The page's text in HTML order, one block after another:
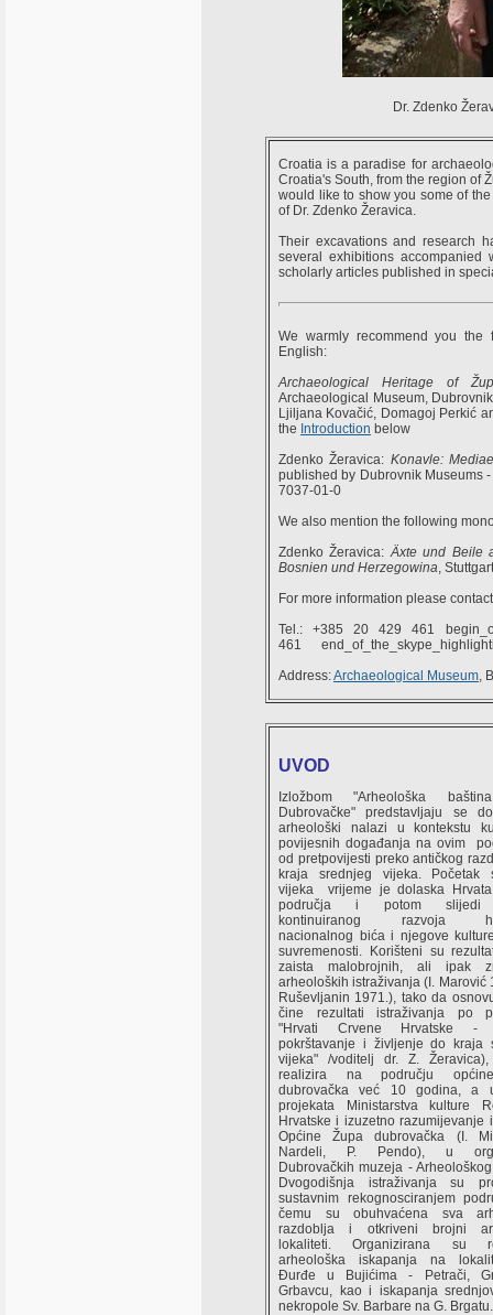
Dr. Zdenko
Croatia is a paradise for
Croatia's South, from the region of
would like to show you some of
of Dr. Zdenko Žeravica.
Their excavations and research
several exhibitions
scholarly articles published in
We warmly recommend you the
English:
Archaeological Heritage of
Archaeological Museum,
Ljiljana Kovačić, Domagoj Perkić
the Introduction below
Zdenko Žeravica: Konavle:
published by Dubrovnik Museums
7037-01-0
We also mention the following
Zdenko Žeravica:Äxte und Beile
Bosnien und Herzegowina,
For more information please
Tel.:+385 20 429 461
461
Address:Archaeological Museum,
UVOD
Izložbom "Arheološka
Dubrovačke" predstavljaju se
arheološki nalazi u kontekstu
povijesnih događanja na ovim
od pretpovijesti preko antičkog
kraja srednjeg vijeka. Početak
vijeka vrijeme je dolaska
područja i potom slijedi
kontinuiranog razvoja
nacionalnog bića i njegove
suvremenosti. Korišteni su
zaista malobrojnih, ali ipak
arheoloških istraživanja (I. Marović
Ruševljanin 1971.), tako da
čine rezultati istraživanja po
"Hrvati Crvene Hrvatske -
pokrštavanje i življenje do kraja
vijeka" /voditelj dr. Z.
realizira na području
dubrovačka već 10 godina, a
projekata Ministarstva kulture
Hrvatske i izuzetno razumijevanje
Općine Župa dubrovačka (I.
Nardeli, P. Pendo), u
Dubrovačkih muzeja -
Dvogodišnja istraživanja su
sustavnim rekognosciranjem
čemu su obuhvaćena sva
razdoblja i otkriveni brojni
lokaliteti. Organizirana su
arheološka iskapanja na
Đurđe u Bujićima - Petrači,
Grbavcu, kao i iskapanja
nekropole Sv. Barbare na G. Brgatu.